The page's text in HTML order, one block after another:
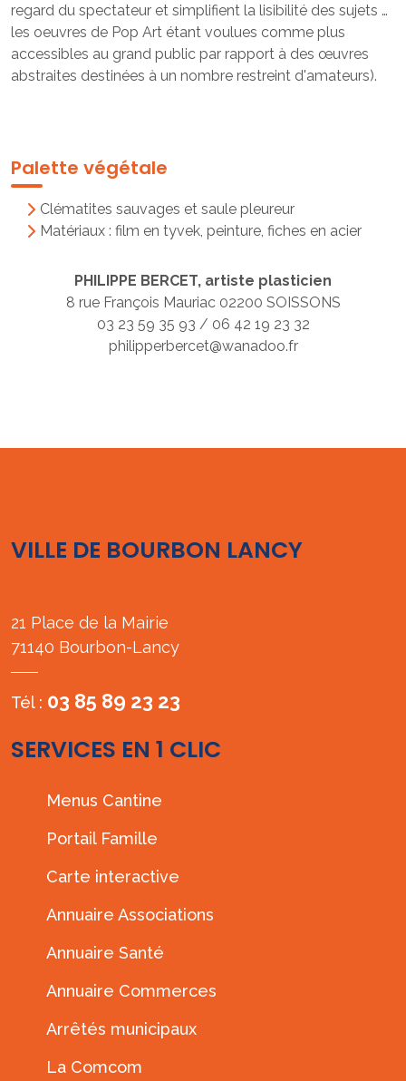
regard du spectateur et simplifient la lisibilité des sujets …
les oeuvres de Pop Art étant voulues comme plus
accessibles au grand public par rapport à des œuvres
abstraites destinées à un nombre restreint d'amateurs).
Palette végétale
Clématites sauvages et saule pleureur
Matériaux : film en tyvek, peinture, fiches en acier
PHILIPPE BERCET, artiste plasticien
8 rue François Mauriac 02200 SOISSONS
03 23 59 35 93 / 06 42 19 23 32
philipperbercet@wanadoo.fr
VILLE DE BOURBON LANCY
21 Place de la Mairie
71140 Bourbon-Lancy
Tél : 03 85 89 23 23
SERVICES EN 1 CLIC
Menus Cantine
Portail Famille
Carte interactive
Annuaire Associations
Annuaire Santé
Annuaire Commerces
Arrêtés municipaux
La Comcom